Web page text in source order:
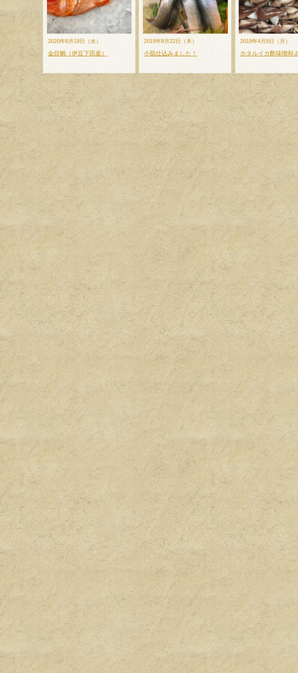
2020年8月19日（水）
金目鯛（伊豆下田産）
2019年8月22日（木）
小肌仕込みました！
2019年4月8日（月）
ホタルイカ酢味噌和え